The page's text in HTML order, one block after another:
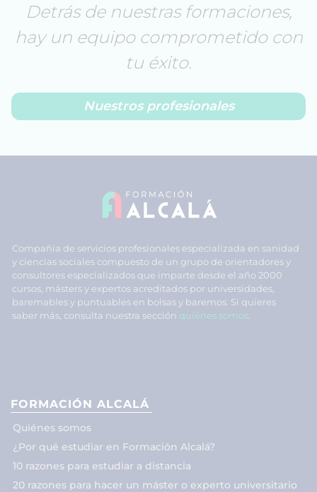
Detrás de nuestras formaciones,
hay un equipo comprometido con
tu éxito.
Nuestros profesionales
Compañía de servicios profesionales especializada en sanidad
y ciencias sociales compuesto de un grupo de orientadores y
consultores especializados que imparte desde el año 2000
cursos, másters y expertos acreditados por universidades,
baremables y puntuables en bolsas y baremos. Si quieres
saber más, consulta nuestra sección quiénes somos
FORMACIÓN ALCALÁ
Quiénes somos
¿Por qué estudiar en Formación Alcalá?
10 razones para estudiar a distancia
20 razones para hacer un máster o experto universitario